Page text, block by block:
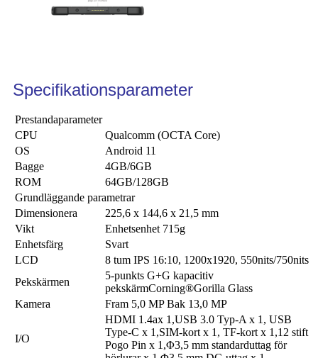
Specifikationsparameter
Prestandaparameter
CPU
Qualcomm (OCTA Core)
OS
Android 11
Bagge
4GB/6GB
ROM
64GB/128GB
Grundläggande parametrar
Dimensionera
225,6 x 144,6 x 21,5 mm
Vikt
Enhetsenhet 715g
Enhetsfärg
Svart
LCD
8 tum IPS 16:10, 1200x1920, 550nits/750nits
Pekskärmen
5-punkts G+G kapacitiv
pekskärmCorning®Gorilla Glass
Kamera
Fram 5,0 MP Bak 13,0 MP
I/O
HDMI 1.4ax 1,USB 3.0 Typ-A x 1, USB
Type-C x 1,SIM-kort x 1, TF-kort x 1,12 stift
Pogo Pin x 1,Φ3,5 mm standarduttag för